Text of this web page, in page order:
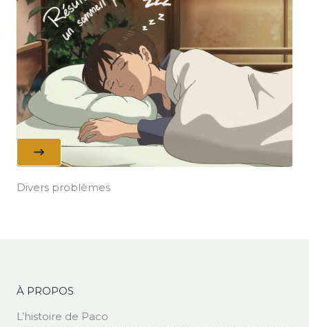
Divers problèmes
À PROPOS
L’histoire de Paco